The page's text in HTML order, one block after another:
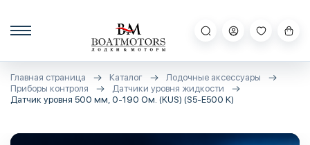
Главная страница Каталог
Лодочные аксессуары
Приборы контроля
Датчики уровня жидкости
Датчик уровня 500 мм, 0-190 Ом. (KUS) (S5-E500 K)